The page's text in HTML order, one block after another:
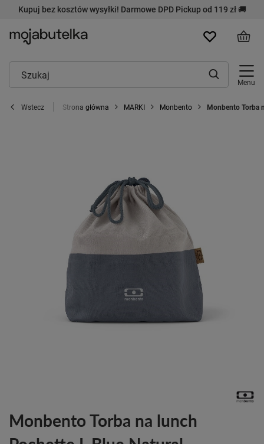
Kupuj bez kosztów wysyłki! Darmowe DPD Pickup od 119 zł 🚚
Menu
Wstecz Strona główna MARKI Monbento Monbento Torba
Monbento Torba na lunch